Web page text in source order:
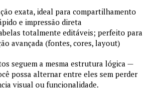
exata, ideal para compartilhamento
e impressão direta
totalmente editáveis; perfeito para
avançada (fontes, cores, layout)
seguem a mesma estrutura lógica —
possa alternar entre eles sem perder
visual ou funcionalidade.